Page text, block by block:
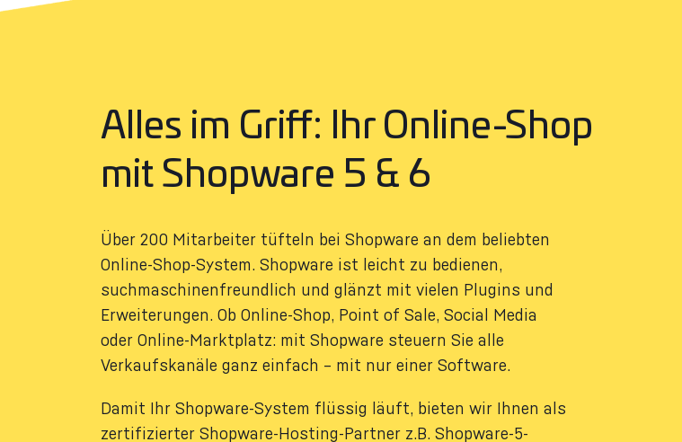
Alles im Griff: Ihr Online-Shop
mit Shopware 5 & 6
Über 200 Mitarbeiter tüfteln bei Shopware an dem beliebten
Online-Shop-System. Shopware ist leicht zu bedienen,
suchmaschinenfreundlich und glänzt mit vielen Plugins und
Erweiterungen. Ob Online-Shop, Point of Sale, Social Media
oder Online-Marktplatz: mit Shopware steuern Sie alle
Verkaufskanäle ganz einfach – mit nur einer Software.
Damit Ihr Shopware-System flüssig läuft, bieten wir Ihnen als
zertifizierter Shopware-Hosting-Partner z.B. Shopware-5-